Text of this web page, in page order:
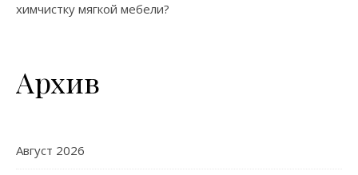
химчистку мягкой мебели?
Архив
Август 2026